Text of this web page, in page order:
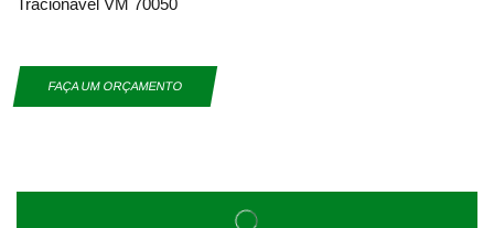
Tracionável VM 70050
FAÇA UM ORÇAMENTO